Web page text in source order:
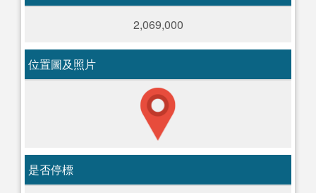
2,069,000
位置圖及照片
是否停標